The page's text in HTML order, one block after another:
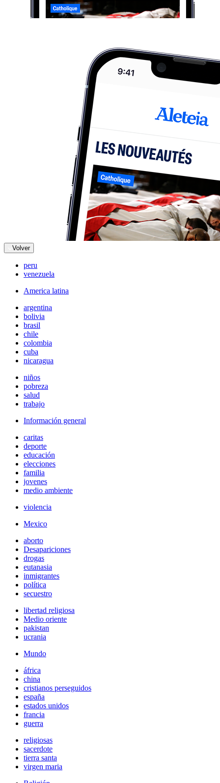
Volver
peru
venezuela
America latina
argentina
bolivia
brasil
chile
colombia
cuba
nicaragua
niños
pobreza
salud
trabajo
Información general
caritas
deporte
educación
elecciones
familia
jovenes
medio ambiente
violencia
Mexico
aborto
Desapariciones
drogas
eutanasia
inmigrantes
política
secuestro
libertad religiosa
Medio oriente
pakistan
ucrania
Mundo
áfrica
china
cristianos perseguidos
españa
estados unidos
francia
guerra
religiosas
sacerdote
tierra santa
virgen maria